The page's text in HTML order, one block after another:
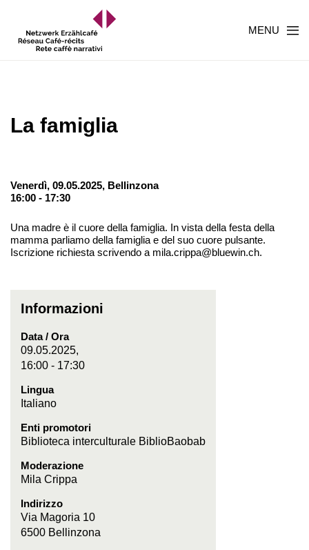
MENU
La famiglia
Venerdì, 09.05.2025, Bellinzona
16:00 - 17:30
Una madre è il cuore della famiglia. In vista della festa della
mamma parliamo della famiglia e del suo cuore pulsante.
Iscrizione richiesta scrivendo a mila.crippa@bluewin.ch.
Informazioni
Data / Ora
09.05.2025,
16:00 - 17:30
Lingua
Italiano
Enti promotori
Biblioteca interculturale BiblioBaobab
Moderazione
Mila Crippa
Indirizzo
Via Magoria 10
6500 Bellinzona